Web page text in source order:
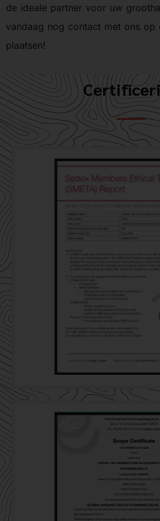
de ideale partner voor uw
vandaag nog contact met ons op
plaatsen!